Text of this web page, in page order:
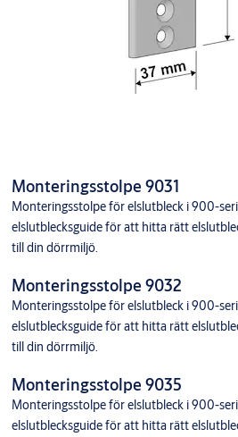
Monteringsstolpe 9031
Monteringsstolpe för elslutbleck i 900-
elslutblecksguide för att hitta rätt
till din dörrmiljö.
Monteringsstolpe 9032
Monteringsstolpe för elslutbleck i 900-
elslutblecksguide för att hitta rätt
till din dörrmiljö.
Monteringsstolpe 9035
Monteringsstolpe för elslutbleck i 900-
elslutblecksguide för att hitta rätt